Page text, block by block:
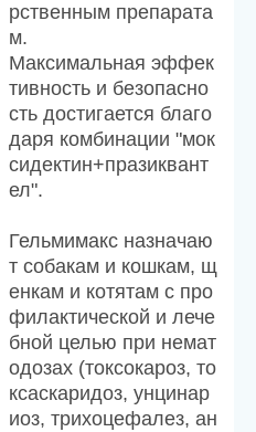
рственным препарата
м.
Максимальная эффек
тивность и безопасно
сть достигается благо
даря комбинации "мок
сидектин+празиквант
ел".
Гельмимакс назначаю
т собакам и кошкам, щ
енкам и котятам с про
филактической и лече
бной целью при немат
одозах (токсокароз, то
ксаскаридоз, унцинар
иоз, трихоцефалез, ан